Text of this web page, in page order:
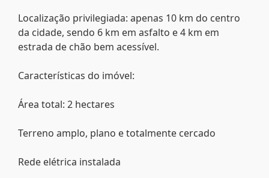
Localização privilegiada: apenas 10 km do centro
da cidade, sendo 6 km em asfalto e 4 km em
estrada de chão bem acessível.
Características do imóvel:
Área total: 2 hectares
Terreno amplo, plano e totalmente cercado
Rede elétrica instalada